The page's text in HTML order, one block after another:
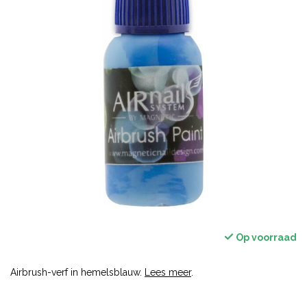
Op voorraad
Airbrush-verf in hemelsblauw. Lees meer.